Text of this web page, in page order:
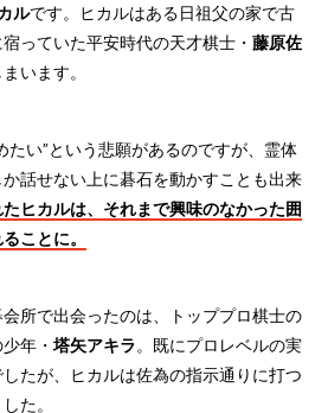
ルです。ヒカルはある日祖父の家で古
っていた平安時代の天才棋士・ 藤原佐
います。
たい”という悲願があるのですが、霊体
話せない上に碁石を動かすことも出来
ヒカルは、それまで興味のなかった囲
ことに。
所で出会ったのは、トッププロ棋士の
年・ 塔矢アキラ。既にプロレベルの実
たが、ヒカルは佐為の指示通りに打つ
た。